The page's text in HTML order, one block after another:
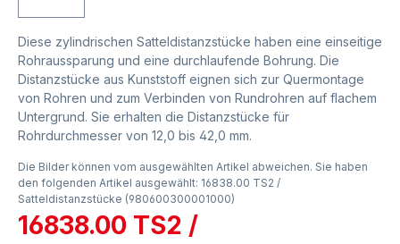
Diese zylindrischen Satteldistanzstücke haben eine einseitige
Rohraussparung und eine durchlaufende Bohrung. Die
Distanzstücke aus Kunststoff eignen sich zur Quermontage
von Rohren und zum Verbinden von Rundrohren auf flachem
Untergrund. Sie erhalten die Distanzstücke für
Rohrdurchmesser von 12,0 bis 42,0 mm.
Die Bilder können vom ausgewählten Artikel abweichen. Sie haben
den folgenden Artikel ausgewählt: 16838.00 TS2 /
Satteldistanzstücke (980600300001000)
16838.00 TS2 /